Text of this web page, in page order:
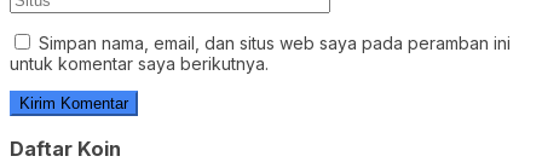
Simpan nama, email, dan situs web saya pada peramban ini
untuk komentar saya berikutnya.
Daftar Koin